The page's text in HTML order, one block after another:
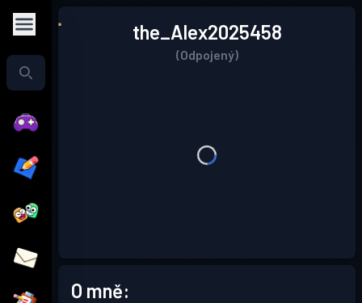
the_Alex2025458
(Odpojený)
O mně: